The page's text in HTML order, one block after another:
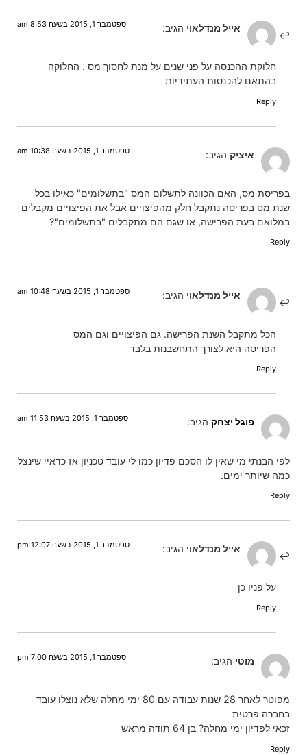
אייל מנדלאוי הגיב: ספטמבר 1, 2015 בשעה 8:53 am
חלוקת ההכנסה על פני שנים על מנת לחסוך מס . החלוקה
בהתאם להכנסות העתידיות
Reply
איציק הגיב: ספטמבר 1, 2015 בשעה 10:38 am
בפריסת מס, האם הכוונה לתשלום המס "בתשלומים" כאילו בכל
שנת מס בפריסה נתקבל חלק מהפיצויים אבל את הפיצויים מקבלים
במלואם בעת הפרישה, או שגם הם מתקבלים "בתשלומים"?
Reply
אייל מנדלאוי הגיב: ספטמבר 1, 2015 בשעה 10:48 am
הכל מתקבל השנת הפרישה. גם הפיצויים וגם המס
הפריסה היא לצורך התחשבנות בלבד
Reply
פוגל יצחק הגיב: ספטמבר 1, 2015 בשעה 11:53 am
לפי הבנתי מי שאין לו הסכם פדיון כמו לי עובד טכניון אז כדאיי שינצל
כמה שיותר ימים.
Reply
אייל מנדלאוי הגיב: ספטמבר 1, 2015 בשעה 12:07 pm
על פניו כן
Reply
מוטי הגיב: ספטמבר 1, 2015 בשעה 7:00 pm
מפוטר לאחר 28 שנות עבודה עם 80 ימי מחלה שלא נוצלו עובד
בחברה פרטית
זכאי לפדיון ימי מחלה? בן 64 תודה מראש
Reply